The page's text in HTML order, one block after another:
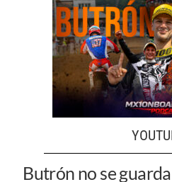
Butrón no se